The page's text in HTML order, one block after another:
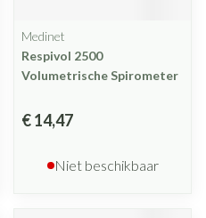
Medinet
Respivol 2500
Volumetrische Spirometer
€ 14,47
Niet beschikbaar